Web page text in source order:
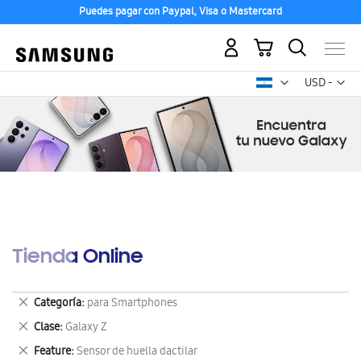
Puedes pagar con Paypal, Visa o Mastercard
USD -
dólar
Mi carrito
Tienda Online
Categoría para Smartphones
Eliminar
este
artículo
Clase Galaxy Z
Eliminar
este
Feature Sensor de huella dactilar
Eliminar